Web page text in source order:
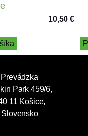
10,50 €
Prevádzka
Park 459/6,
11 Košice,
Slovensko